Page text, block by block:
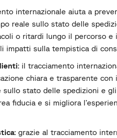
internazionale aiuta a
reale sullo stato delle
o ritardi lungo il percorso e
impatti sulla tempistica di
: il tracciamento
chiara e trasparente
stato delle spedizioni e
fiducia e si migliora
: grazie al tracciamento